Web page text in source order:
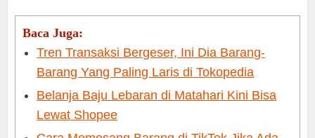
Baca Juga:
Tren Transaksi Bergeser, Ini Dia Barang-
Barang Yang Paling Laris di Tokopedia
Belanja Baju Lebaran di Matahari Kini Bisa
Lewat Shopee